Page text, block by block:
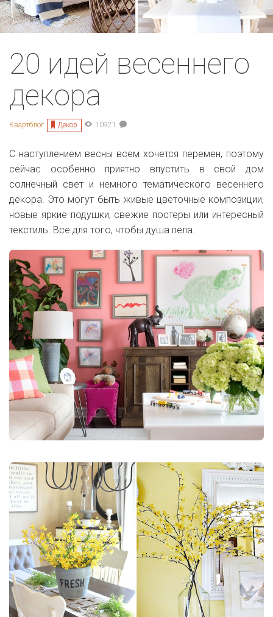
20 идей весеннего
декора
Квартблог Декор 10921
C наступлением весны всем хочется перемен, поэтому
сейчас особенно приятно впустить в свой дом
солнечный свет и немного тематического весеннего
декора. Это могут быть живые цветочные композиции,
новые яркие подушки, свежие постеры или интересный
текстиль. Все для того, чтобы душа пела.